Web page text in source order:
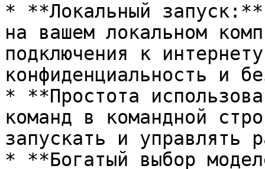
* **Локальный запуск:**
на вашем локальном
подключения к
конфиденциальность и
* **Простота
команд в командной
запускать и управлять
* **Богатый выбор